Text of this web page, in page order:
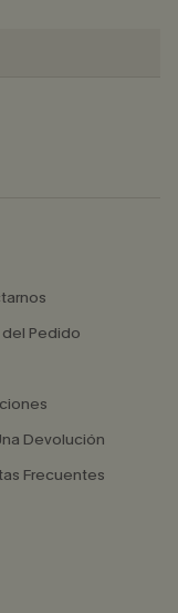
Pedido
Devolución
Frecuentes